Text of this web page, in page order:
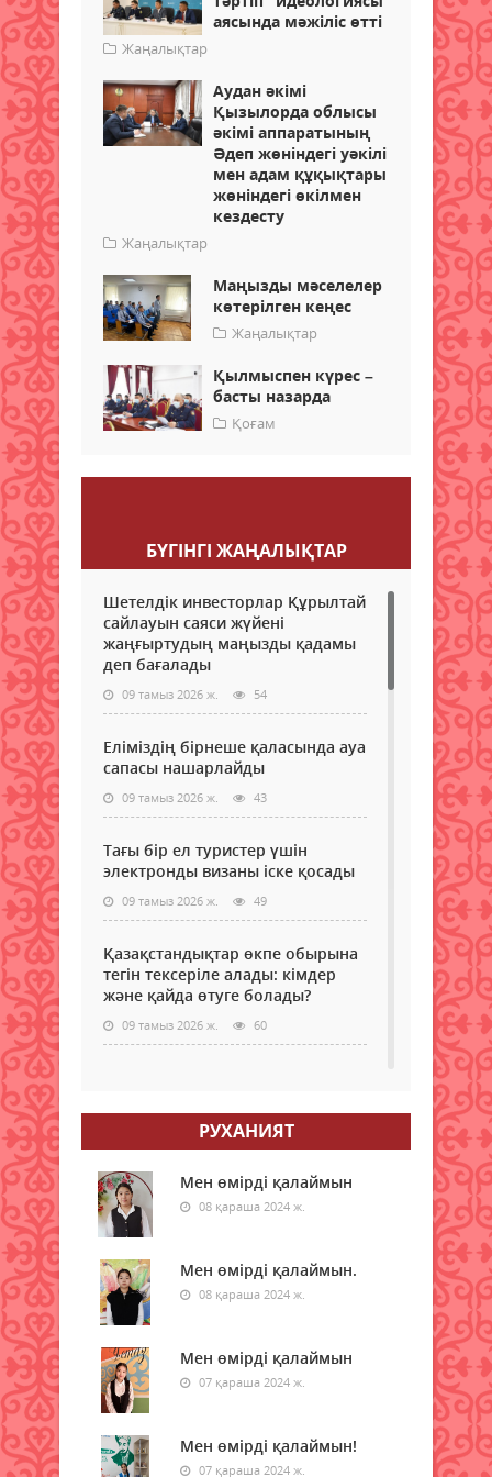
аясында мәжіліс өтті
Жаңалықтар
Аудан әкімі
Қызылорда облысы
әкімі аппаратының
Әдеп жөніндегі уәкілі
мен адам құқықтары
жөніндегі өкілмен
кездесту
Жаңалықтар
Маңызды мәселелер
көтерілген кеңес
Жаңалықтар
Қылмыспен күрес –
басты назарда
Қоғам
БҮГІНГI ЖАҢАЛЫҚТАР
Шетелдік инвесторлар Құрылтай
сайлауын саяси жүйені
жаңғыртудың маңызды қадамы
деп бағалады
09 тамыз 2026 ж. 54
Еліміздің бірнеше қаласында ауа
сапасы нашарлайды
09 тамыз 2026 ж. 43
Тағы бір ел туристер үшін
электронды визаны іске қосады
09 тамыз 2026 ж. 49
Қазақстандықтар өкпе обырына
тегін тексеріле алады: кімдер
және қайда өтуге болады?
09 тамыз 2026 ж. 60
жариялады
09 тамыз 2026 ж. 63
"Қазақстан халқына" қоғамдық
қоры 350 білім беру грантын
бөлді
09 тамыз 2026 ж. 59
Қазақстанда электр энергиясын
жүздеген жылдар бойы көмірден
өндірмек
09 тамыз 2026 ж.
Бүгін қай қалада ауа сапасы
нашарлайды
РУХАНИЯТ
Мен өмірді қалаймын
08 қараша 2024 ж.
Мен өмірді қалаймын.
08 қараша 2024 ж.
Мен өмірді қалаймын
07 қараша 2024 ж.
Мен өмірді қалаймын!
07 қараша 2024 ж.